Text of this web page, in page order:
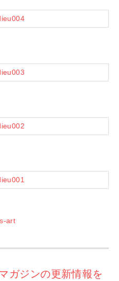
art
ガジンの更新情報を